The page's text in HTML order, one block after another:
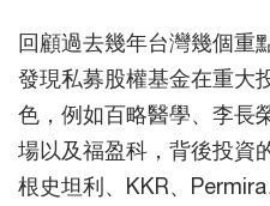
回顧過去幾年台灣幾個重
發現私募股權基金在重大
色，例如百略醫學、李長
場以及福盈科，背後投資
根史坦利、KKR、